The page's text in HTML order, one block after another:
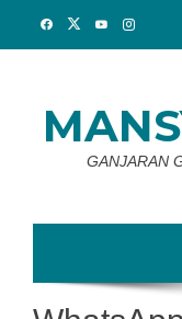
GANJARAN